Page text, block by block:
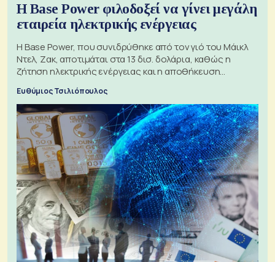
Η Base Power φιλοδοξεί να γίνει μεγάλη
εταιρεία ηλεκτρικής ενέργειας
Η Base Power, που συνιδρύθηκε από τον γιό του Μάικλ
Ντελ, Ζακ, αποτιμάται στα 13 δισ. δολάρια, καθώς η
ζήτηση ηλεκτρικής ενέργειας και η αποθήκευση
Ευθύμιος Τσιλιόπουλος